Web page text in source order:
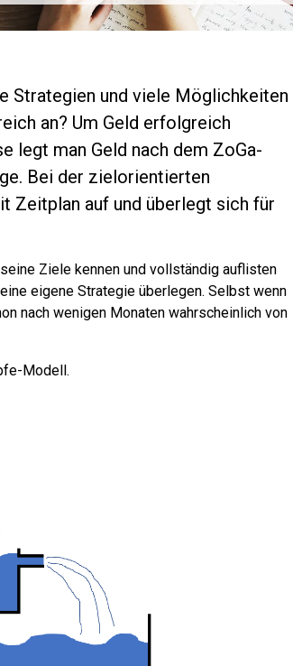
Strategien und viele Möglichkeiten
an? Um Geld erfolgreich
legt man Geld nach dem ZoGa-
Bei der zielorientierten
Zeitplan auf und überlegt sich für
Ziele kennen und vollständig auflisten
eigene Strategie überlegen. Selbst wenn
nach wenigen Monaten wahrscheinlich von
Modell.